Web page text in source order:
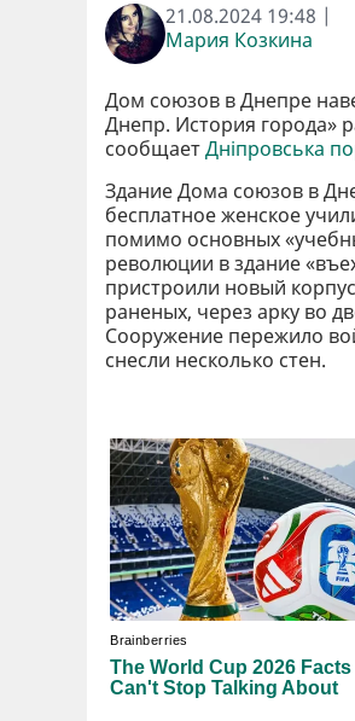
21.08.2024 19:48 |
Мария Козкина
Дом союзов в Днепре
Днепр. История города»
сообщаетДніпровська
Здание Дома союзов в
бесплатное женское
помимо основных
революции в здание
пристроили новый
раненых, через арку во
Сооружение пережило
снесли несколько стен.